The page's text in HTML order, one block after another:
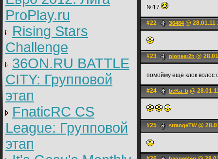
ProPlay.ru
Rising Stars
Challenge
36ON.RU BATTLE
CITY: Групповой
этап
FnaticRC CS
League: Групповой
этап
№17
#22 З6484 @ 28.01.11
#23 pioneer2h @
помойму ещё клок волос
#24 beKa_b @
#25 strangeTW@